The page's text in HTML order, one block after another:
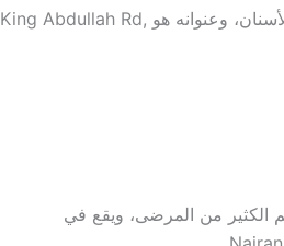
مركز يضم كادر طبي متنوع في مختلف تخصصات طب الأسنان، وعنوانه هو King Abdullah Rd,
الكثير من المرضى، ويقع في